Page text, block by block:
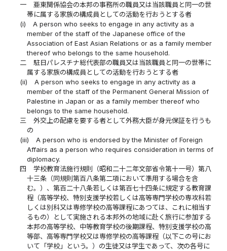
一
亜東関係協会の本邦の事務所の職員又は当該職員と同一の世
帯に属する家族の構成員としての活動を行おうとする者
(i)
A person who seeks to engage in any activity as a
member of the staff of the Japanese office of the
Association of East Asian Relations or as a family member
thereof who belongs to the same household.
二
駐日パレスチナ総代表部の職員又は当該職員と同一の世帯に
属する家族の構成員としての活動を行おうとする者
(ii)
A person who seeks to engage in any activity as a
member of the staff of the Permanent General Mission of
Palestine in Japan or as a family member thereof who
belongs to the same household.
三
外交上の配慮を要する者として外務大臣が身元保証を行うも
の
(iii)
A person who is endorsed by the Minister of Foreign
Affairs as a person who requires consideration in terms of
diplomacy.
四
学校教育法施行規則（昭和二十二年文部省令第十一号）第八
十三条（同規則第百八条第二項において準用する場合を含
む。）、第百二十八条若しくは第百七十四条に規定する教育課
程（高等学校、特別支援学校若しくは高等専門学校の専攻科若
しくは別科又は専修学校の高等課程にあつては、これに相当す
るもの）として実施される本邦外の地域に赴く旅行に参加する
本邦の高等学校、中等教育学校の後期課程、特別支援学校の高
等部、高等専門学校又は専修学校の高等課程（以下この号にお
いて「学校」という。）の生徒又は学生であって、次の各号に